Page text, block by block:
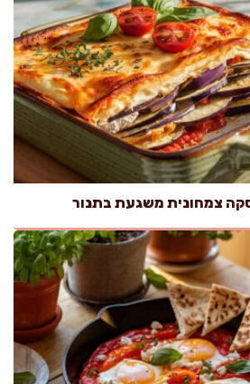
צמחונית משגעת בתנור